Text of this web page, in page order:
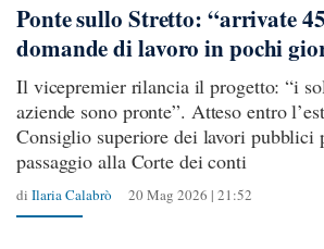
Ponte sullo Stretto: “arrivate
domande di lavoro in pochi
Il vicepremier rilancia il progetto: “i
aziende sono pronte”. Atteso entro
Consiglio superiore dei lavori pubblici
passaggio alla Corte dei conti
di Ilaria Calabrò 20 Mag 2026 | 21:52